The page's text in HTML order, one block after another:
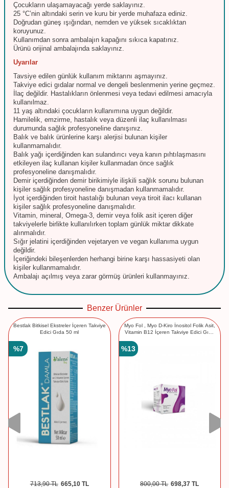
Çocukların ulaşamayacağı yerde saklayınız.
25 °C’nin altındaki serin ve kuru bir yerde muhafaza ediniz.
Doğrudan güneş ışığından, nemden ve yüksek sıcaklıktan
koruyunuz.
Kullanımdan sonra ambalajın kapağını sıkıca kapatınız.
Ürünü orijinal ambalajında saklayınız.
Uyarılar
Tavsiye edilen günlük kullanım miktarını aşmayınız.
Takviye edici gıdalar normal ve dengeli beslenmenin yerine geçmez.
İlaç değildir. Hastalıkların önlenmesi veya tedavi edilmesi amacıyla
kullanılmaz.
11 yaş altındaki çocukların kullanımına uygun değildir.
Hamilelik, emzirme, hastalık veya düzenli ilaç kullanılması
durumunda sağlık profesyoneline danışınız.
Balık ve balık ürünlerine karşı alerjisi bulunan kişiler
kullanmamalıdır.
Balık yağı içerdiğinden kan sulandırıcı veya kanın pıhtılaşmasını
etkileyen ilaç kullanan kişiler kullanmadan önce sağlık
profesyoneline danışmalıdır.
Demir içerdiğinden demir birikimiyle ilişkili sağlık sorunu bulunan
kişiler sağlık profesyoneline danışmadan kullanmamalıdır.
İyot içerdiğinden tiroit hastalığı bulunan veya tiroit ilacı kullanan
kişiler sağlık profesyoneline danışmalıdır.
Vitamin, mineral, Omega-3, demir veya folik asit içeren diğer
takviyelerle birlikte kullanılırken toplam günlük miktar dikkate
alınmalıdır.
Sığır jelatini içerdiğinden vejetaryen ve vegan kullanıma uygun
değildir.
İçeriğindeki bileşenlerden herhangi birine karşı hassasiyeti olan
kişiler kullanmamalıdır.
Ambalajı açılmış veya zarar görmüş ürünleri kullanmayınız.
Benzer Ürünler
Bestlak Bitkisel Ekstreler İçeren Takviye
Edici Gıda 50 ml
%7
713,90TL 665,10TL
Myo Fol , Myo D-Kiro İnositol Folik Asit,
Vitamin B12 İçeren Takviye Edici Gıda
%13
800,00TL 698,37 TL